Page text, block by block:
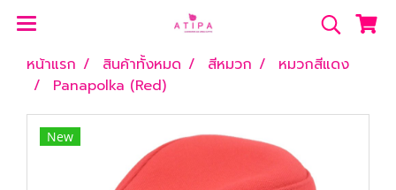
หน้าแรก สินค้าทั้งหมด สีหมวก
หมวกสีแดง
Panapolka (Red)
New